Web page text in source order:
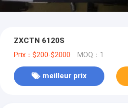
ZXCTN 6120S
Prix：$200-$2000 MOQ：1
meilleur prix